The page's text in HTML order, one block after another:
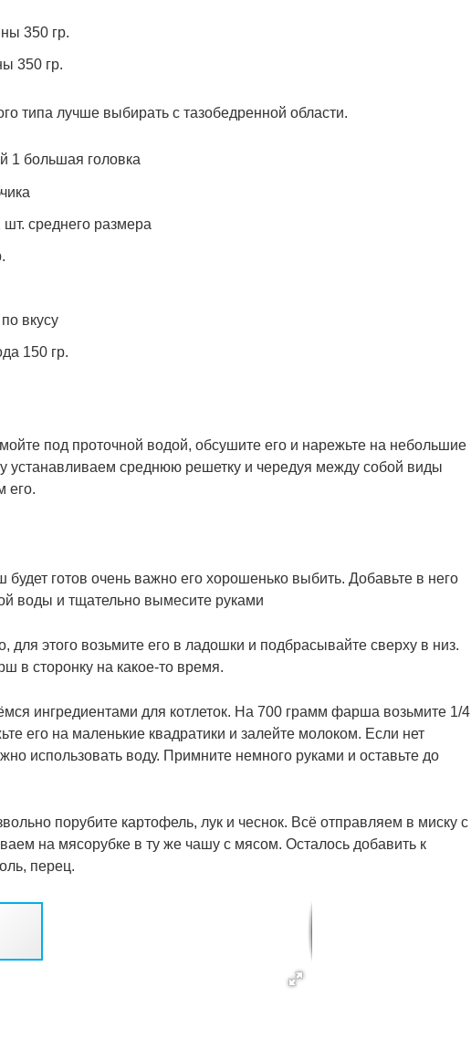
350 гр.
350 гр.
типа лучше выбирать с тазобедренной области.
1 большая головка
среднего размера
вкусу
150 гр.
под проточной водой, обсушите его и нарежьте на небольшие
устанавливаем среднюю решетку и чередуя между собой виды
его.
будет готов очень важно его хорошенько выбить. Добавьте в него
воды и тщательно вымесите руками
для этого возьмите его в ладошки и подбрасывайте сверху в низ.
в сторонку на какое-то время.
ингредиентами для котлеток. На 700 грамм фарша возьмите 1/4
его на маленькие квадратики и залейте молоком. Если нет
использовать воду. Примните немного руками и оставьте до
порубите картофель, лук и чеснок. Всё отправляем в миску с
на мясорубке в ту же чашу с мясом. Осталось добавить к
перец.